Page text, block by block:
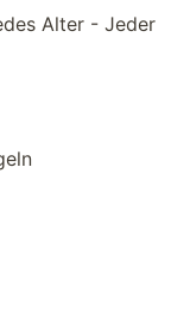
Alter - Jeder